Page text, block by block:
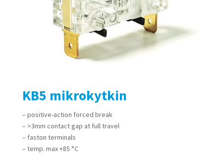
KB5 mikrokytkin
– positive-action forced break
– >3mm contact gap at full travel
– faston terminals
– temp. max +85 °C